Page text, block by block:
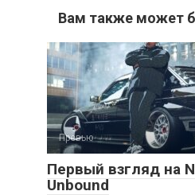
Вам также может
Превью
Первый взгляд на
Unbound